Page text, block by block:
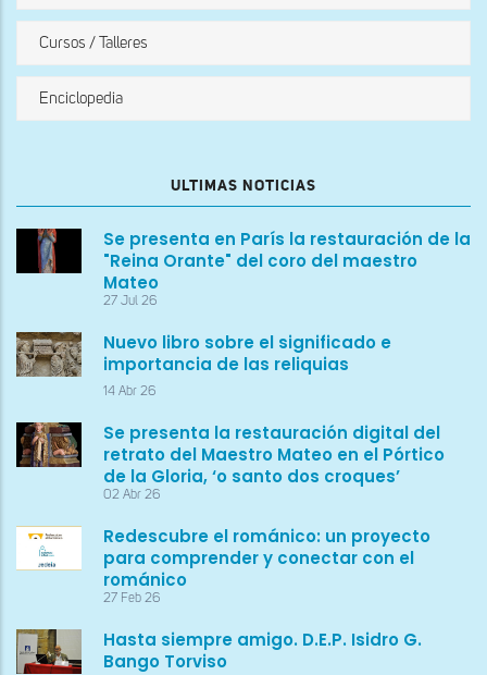
Cursos / Talleres
Enciclopedia
ULTIMAS NOTICIAS
Se presenta en París la restauración de la
"Reina Orante" del coro del maestro
Mateo
27 Jul 26
Nuevo libro sobre el significado e
importancia de las reliquias
14 Abr 26
Se presenta la restauración digital del
retrato del Maestro Mateo en el Pórtico
de la Gloria, ‘o santo dos croques’
02 Abr 26
Redescubre el románico: un proyecto
para comprender y conectar con el
románico
27 Feb 26
Hasta siempre amigo. D.E.P. Isidro G.
Bango Torviso